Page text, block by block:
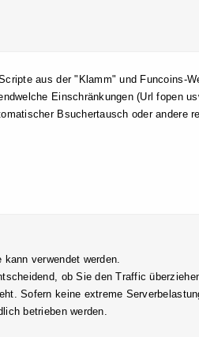
aus der "Klamm" und Funcoins-
Einschränkungen (Url fopen
Bsuchertausch oder andere
kann verwendet werden.
ob Sie den Traffic
Sofern keine extreme
betrieben werden.